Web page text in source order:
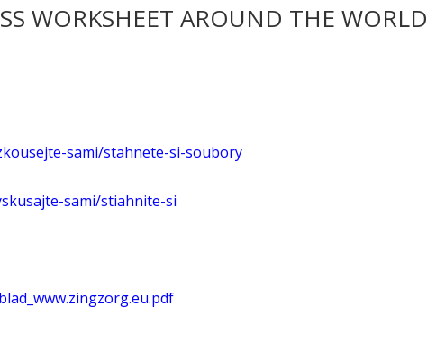
WORKSHEET AROUND THE WORLD
sami/stahnete-si-soubory
sami/stiahnite-si